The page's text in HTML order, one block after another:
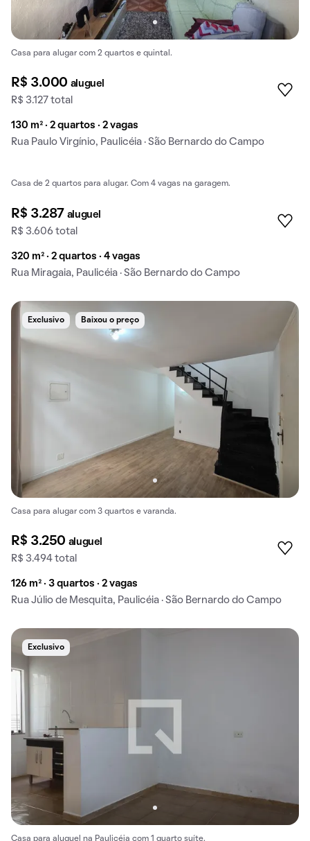
Casa para alugar com 2 quartos e quintal.
R$ 3.000 aluguel
R$ 3.127 total
130 m² · 2 quartos · 2 vagas
Rua Paulo Virgínio, Paulicéia · São Bernardo do Campo
Baixou o preço
Casa de 2 quartos para alugar. Com 4 vagas na garagem.
R$ 3.287 aluguel
R$ 3.606 total
320 m² · 2 quartos · 4 vagas
Rua Miragaia, Paulicéia · São Bernardo do Campo
Exclusivo Baixou o preço
Casa para alugar com 3 quartos e varanda.
R$ 3.250 aluguel
R$ 3.494 total
126 m² · 3 quartos · 2 vagas
Rua Júlio de Mesquita, Paulicéia · São Bernardo do Campo
Exclusivo
Casa para aluguel na Paulicéia com 1 quarto suíte.